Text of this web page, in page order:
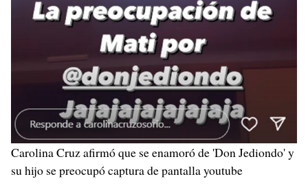
Carolina Cruz afirmó que se enamoró de 'Don Jediondo' y
su hijo se preocupó captura de pantalla youtube